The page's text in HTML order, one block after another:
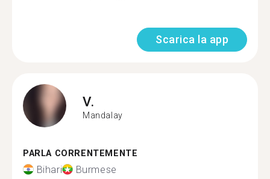
Scarica la app
V.
Mandalay
PARLA CORRENTEMENTE
Bihari Burmese